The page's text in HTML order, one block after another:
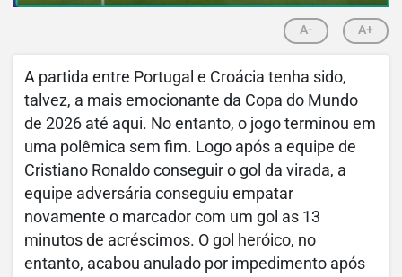
A- A+
A partida entre Portugal e Croácia tenha sido,
talvez, a mais emocionante da Copa do Mundo
de 2026 até aqui. No entanto, o jogo terminou em
uma polêmica sem fim. Logo após a equipe de
Cristiano Ronaldo conseguir o gol da virada, a
equipe adversária conseguiu empatar
novamente o marcador com um gol as 13
minutos de acréscimos. O gol heróico, no
entanto, acabou anulado por impedimento após